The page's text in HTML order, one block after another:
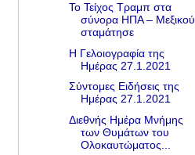
Το Τείχος Τραμπ στα
σύνορα ΗΠΑ – Μεξικού
σταμάτησε
Η Γελοιογραφία της
Ημέρας 27.1.2021
Σύντομες Ειδήσεις της
Ημέρας 27.1.2021
Διεθνής Ημέρα Μνήμης
των Θυμάτων του
Ολοκαυτώματος...